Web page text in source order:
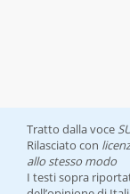
Tratto dalla voce
Rilasciato con
allo stesso modo
I testi sopra